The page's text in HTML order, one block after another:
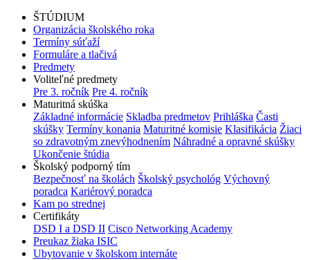
ŠTÚDIUM
Organizácia školského roka
Termíny súťaží
Formuláre a tlačivá
Predmety
Voliteľné predmety
Pre 3. ročník Pre 4. ročník
Maturitná skúška
Základné informácie Skladba predmetov Prihláška Časti
skúšky Termíny konania Maturitné komisie Klasifikácia Žiaci
so zdravotným znevýhodnením Náhradné a opravné skúšky
Ukončenie štúdia
Školský podporný tím
Bezpečnosť na školách Školský psychológ Výchovný
poradca Kariérový poradca
Kam po strednej
Certifikáty
DSD I a DSD II Cisco Networking Academy
Preukaz žiaka ISIC
Ubytovanie v školskom internáte